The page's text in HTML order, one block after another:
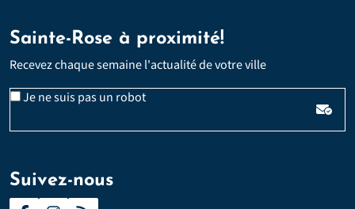
Sainte-Rose à proximité!
Recevez chaque semaine l'actualité de votre ville
Je ne suis pas un robotEmail
Suivez-nous